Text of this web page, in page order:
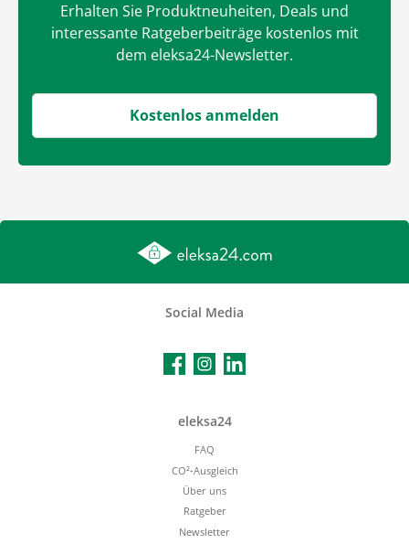
Erhalten Sie Produktneuheiten, Deals und
interessante Ratgeberbeiträge kostenlos mit
dem eleksa24-Newsletter.
Kostenlos anmelden
Social Media
FacebookInstagramLinkedIn
eleksa24
FAQ
CO²-Ausgleich
Über uns
Ratgeber
Newsletter